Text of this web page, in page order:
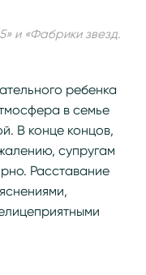
и «Фабрики звезд.
ребенка
в семье
В конце концов,
супругам
Расставание